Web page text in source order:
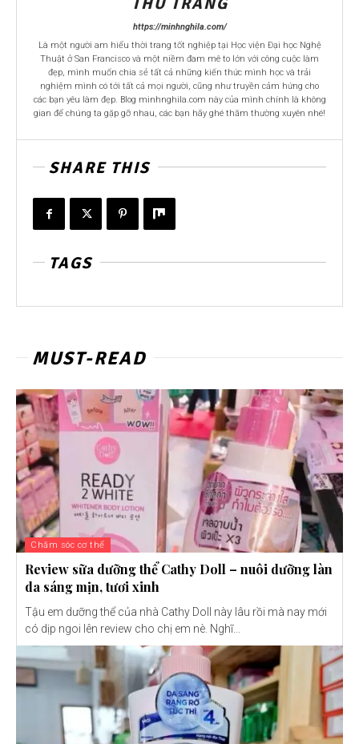
https://minhnghila.com/
Là một người am hiểu thời trang tốt nghiệp tại Học viện Đại học Nghệ
Thuật ở San Francisco và một niềm đam mê to lớn với công cuộc làm
đẹp, mình muốn chia sẻ tất cả những kiến thức mình học và trải
nghiệm mình có tới tất cả mọi người, cũng như truyền cảm hứng cho
các bạn yêu làm đẹp. Blog minhnghila.com này của mình chính là không
gian để chúng ta gặp gỡ nhau, các bạn hãy ghé thăm thường xuyên nhé!
SHARE THIS
TAGS
MUST-READ
Chăm sóc cơ thể
Review sữa dưỡng thể Cathy Doll – nuôi dưỡng làn
da sáng mịn, tươi xinh
Tậu em dưỡng thể của nhà Cathy Doll này lâu rồi mà nay mới
có dịp ngoi lên review cho chị em nè. Nghĩ...